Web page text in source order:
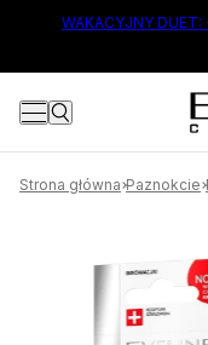
TREŚCI
WAKACYJNY
Strona główna Paznokcie